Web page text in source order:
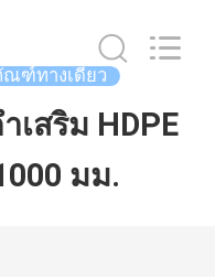
ณฑ์ทางเดียว
สริม HDPE
มม.